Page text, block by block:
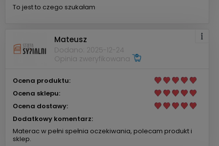
To jest to czego szukałam
Mateusz
Dodano: 2025-12-24
Opinia zweryfikowana
Ocena produktu:
Ocena sklepu:
Ocena dostawy:
Dodatkowy komentarz:
Materac w pełni spełnia oczekiwania, polecam produkt i
sklep.